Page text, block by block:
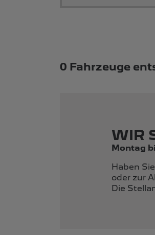
0 Fahrzeuge
WIR
Montag
Haben
oder zur
Die